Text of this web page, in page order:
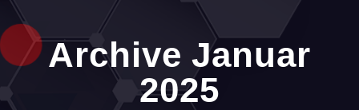
s
p
n
Archive Januar
2025